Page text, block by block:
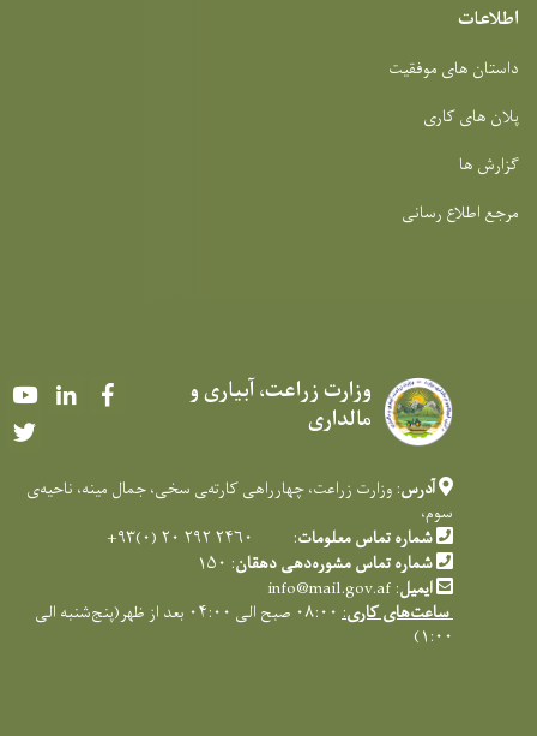
اطلاعات
داستان های موفقیت
پلان های کاری
گزارش ها
مرجع اطلاع رسانی
وزارت زراعت، آبیاری و
مالداری
YoutubeLinkedIn
آدرس: وزارت زراعت، چهارراهی کارته‌‍ی سخی، جمال مینه، ناحیه‌ی
سوم،
شماره تماس معلومات: ۲۴۶۰ ۲۹۲ ۲۰ (۰)۹۳+
شماره تماس مشوره‌دهی دهقان: ۱۵۰
ایمیل:
info@mail.gov.af
ساعت‌های کاری:
۰۸:۰۰ صبح الی ۰۴:۰۰ بعد از ظهر(پنج‌شنبه الی
۱:۰۰)